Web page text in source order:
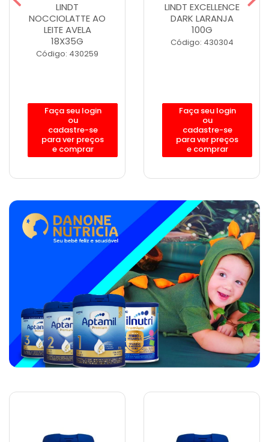
LINDT
NOCCIOLATTE AO
LEITE AVELA
18X35G
Código: 430259
Faça seu login
ou
cadastre-se
para ver preços
e comprar
LINDT EXCELLENCE
DARK LARANJA
100G
Código: 430304
Faça seu login
ou
cadastre-se
para ver preços
e comprar